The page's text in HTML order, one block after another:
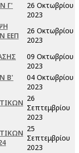
Γ'
26 Οκτωβρίου
2023
ΕΕΠ
26 Οκτωβρίου
2023
09 Οκτωβρίου
2023
Β'
04 Οκτωβρίου
2023
26
Σεπτεμβρίου
2023
25
Σεπτεμβρίου
2023